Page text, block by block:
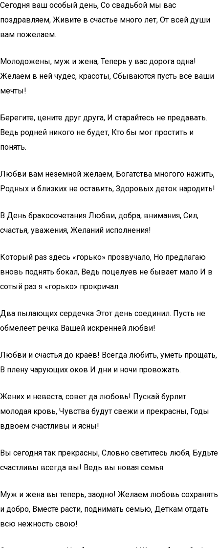
Сегодня ваш особый день, Со свадьбой мы вас
поздравляем, Живите в счастье много лет, От всей души
вам пожелаем.
Молодожены, муж и жена, Теперь у вас дорога одна!
Желаем в ней чудес, красоты, Сбываются пусть все ваши
мечты!
Берегите, цените друг друга, И старайтесь не предавать.
Ведь родней никого не будет, Кто бы мог простить и
понять.
Любви вам неземной желаем, Богатства многого нажить,
Родных и близких не оставить, Здоровых деток народить!
В День бракосочетания Любви, добра, внимания, Сил,
счастья, уважения, Желаний исполнения!
Который раз здесь «горько» прозвучало, Но предлагаю
вновь поднять бокал, Ведь поцелуев не бывает мало И в
сотый раз я «горько» прокричал.
Два пылающих сердечка Этот день соединил. Пусть не
обмелеет речка Вашей искренней любви!
Любви и счастья до краёв! Всегда любить, уметь прощать,
В плену чарующих оков И дни и ночи провожать.
Жених и невеста, совет да любовь! Пускай бурлит
молодая кровь, Чувства будут свежи и прекрасны, Годы
вдвоем счастливы и ясны!
Вы сегодня так прекрасны, Словно светитесь любя, Будьте
счастливы всегда вы! Ведь вы новая семья.
Муж и жена вы теперь, заодно! Желаем любовь сохранять
и добро, Вместе расти, поднимать семью, Деткам отдать
всю нежность свою!